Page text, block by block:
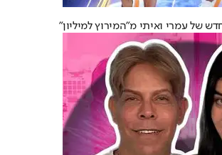
של עמרי ואיתי מ"המירוץ למיליון"